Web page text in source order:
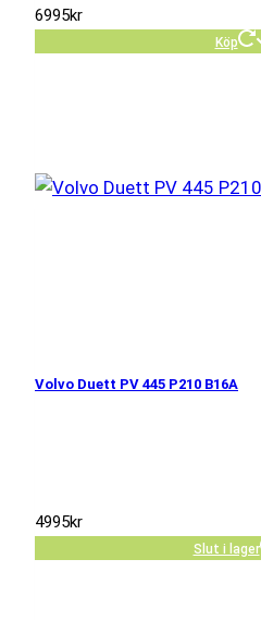
6995kr
Köp
Volvo Duett PV 445 P210 B16A
4995kr
Slut i lager